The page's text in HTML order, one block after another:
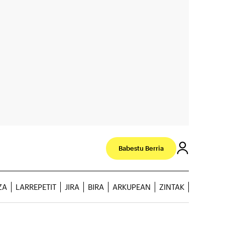
Babestu Berria
LARREPETIT JIRA BIRA ARKUPEAN ZINTAK